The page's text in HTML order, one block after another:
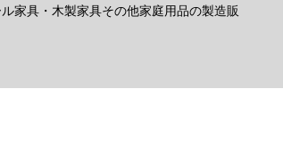
家具・木製家具その他家庭用品の製造販